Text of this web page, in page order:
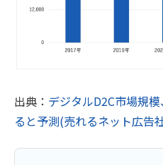
出典： デジタルD2C市場規
ると予測(売れるネット広告